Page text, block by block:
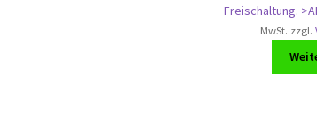
Freischaltung.
MwSt. zzgl.